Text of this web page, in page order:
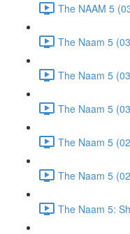
The NAAM 5
The Naam 5
The Naam 5
The Naam 5
The Naam 5
The Naam 5
The Naam 5: